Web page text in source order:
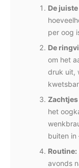
De
per oog
De
om het
druk uit,
het
buiten in
Routine:
avonds